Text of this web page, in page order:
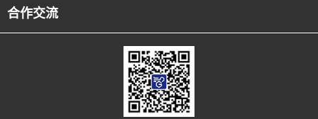
合作交流